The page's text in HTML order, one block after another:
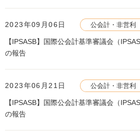
2023年09月06日 公会計・非営利
【IPSASB】国際公会計基準審議会（
の報告
2023年06月21日 公会計・非営利
【IPSASB】国際公会計基準審議会（
の報告